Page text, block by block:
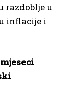
razdoblje u
inflacije i